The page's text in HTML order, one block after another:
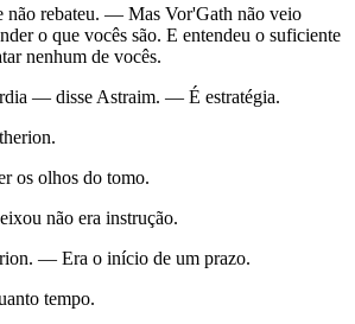
rebateu. — Mas Vor'Gath não veio
o que vocês são. E entendeu o suficiente
nenhum de vocês.
— disse Astraim. — É estratégia.
os olhos do tomo.
não era instrução.
— Era o início de um prazo.
tempo.